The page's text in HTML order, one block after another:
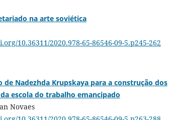
na arte soviética
10.36311/2020.978-65-86546-09-5.p245-262
de Nadezhda Krupskaya para a construção dos
escola do trabalho emancipado
Novaes